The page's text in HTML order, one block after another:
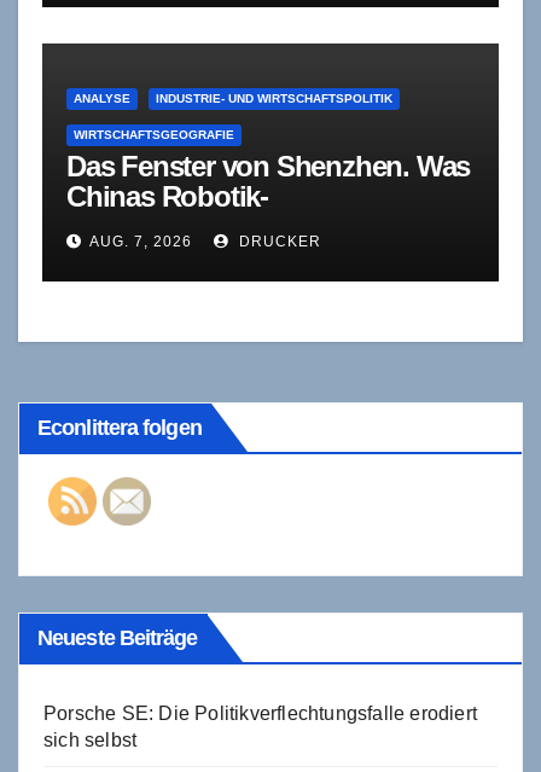
ANALYSE INDUSTRIE- UND WIRTSCHAFTSPOLITIK
WIRTSCHAFTSGEOGRAFIE
Das Fenster von Shenzhen. Was
Chinas Robotik-
Standardisierung für deutsche
Zulieferer bedeutet – und was
sie verschweigt
AUG. 7, 2026 DRUCKER
Econlittera folgen
Neueste Beiträge
Porsche SE: Die Politikverflechtungsfalle erodiert
sich selbst